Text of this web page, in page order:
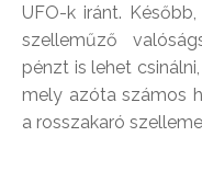
UFO-k iránt.
szelleműző
pénzt is lehet
mely azóta számos
a rosszakaró